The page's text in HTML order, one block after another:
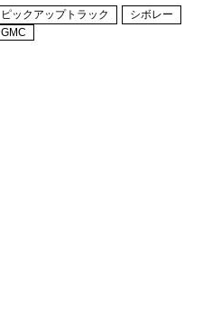
ピックアップトラック
シボレー
GMC